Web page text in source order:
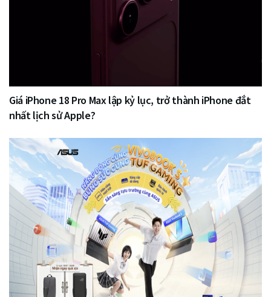
Giá iPhone 18 Pro Max lập kỷ lục, trở thành iPhone đắt
nhất lịch sử Apple?